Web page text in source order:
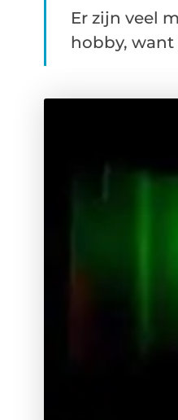
Er zijn veel
hobby, want